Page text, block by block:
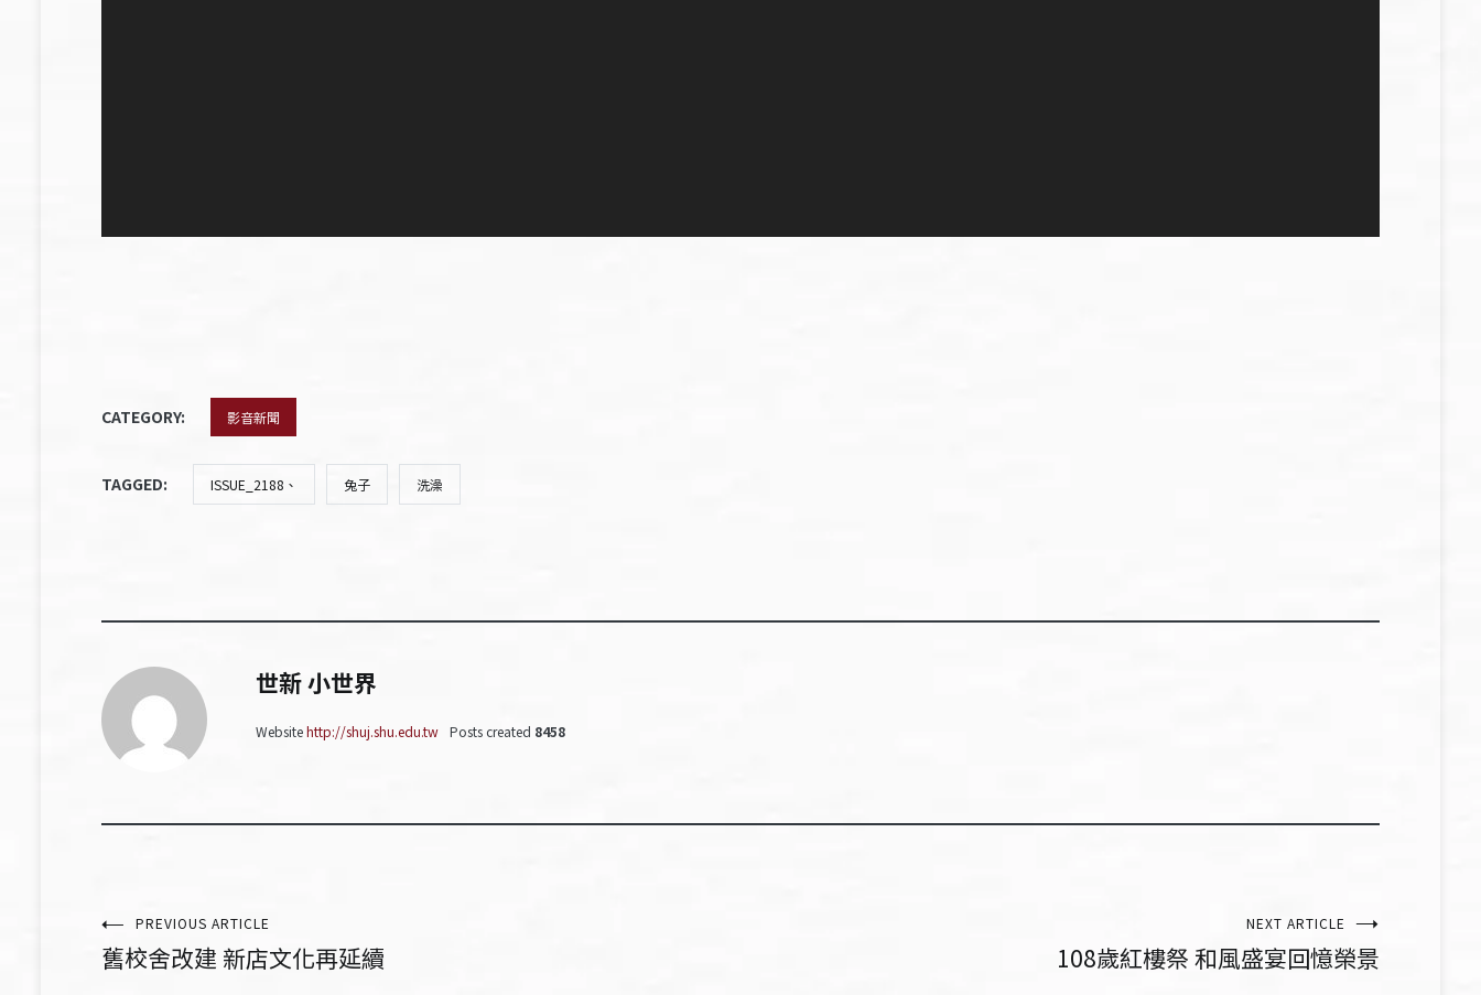
CATEGORY: 影音新聞
TAGGED: ISSUE_2188、 兔子 洗澡
世新 小世界
Websitehttp://shuj.shu.edu.tw Posts created 8458
文PREVIOUS ARTICLE
舊校舍改建 新店文化再延續
NEXT ARTICLE
108歲紅樓祭 和風盛宴回憶榮景